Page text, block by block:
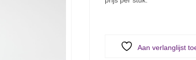
Aan verlanglijst